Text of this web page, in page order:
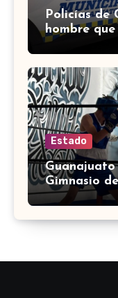
Policías de
hombre
investigación
Estado
Gimnasio
Torres